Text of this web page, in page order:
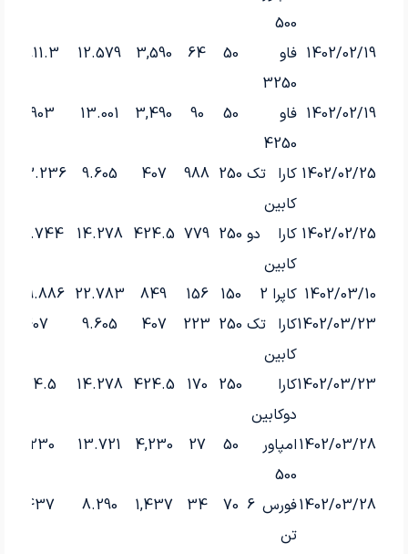
500
1402/02/19 فاو
3250
50
64
3,590
12.579
3,911.3
1402/02/19 فاو
4250
50
90
3,490
13.001
3,903
1402/02/25 کارا تک
کابین
250
988
407
9.605
483.236
1402/02/25 کارا دو
کابین
250
779
424.5
14.278
500.744
1402/03/10 کاپرا 2 150
156
849
22.783
849.886
1402/03/23کارا تک
کابین
250
223
407
9.605
407
1402/03/23کارا
دوکابین
250
170
424.5
14.278
424.5
1402/03/28امپاور
500
50
27
4,230
13.721
4,230
1402/03/28
فورس 6
تن
70
34
1,437
8.290
1,437